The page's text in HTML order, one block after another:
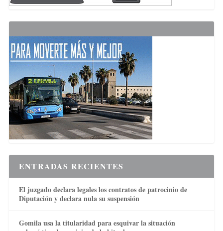
ENTRADAS RECIENTES
El juzgado declara legales los contratos de patrocinio de
Diputación y declara nula su suspensión
Gomila usa la titularidad para esquivar la situación